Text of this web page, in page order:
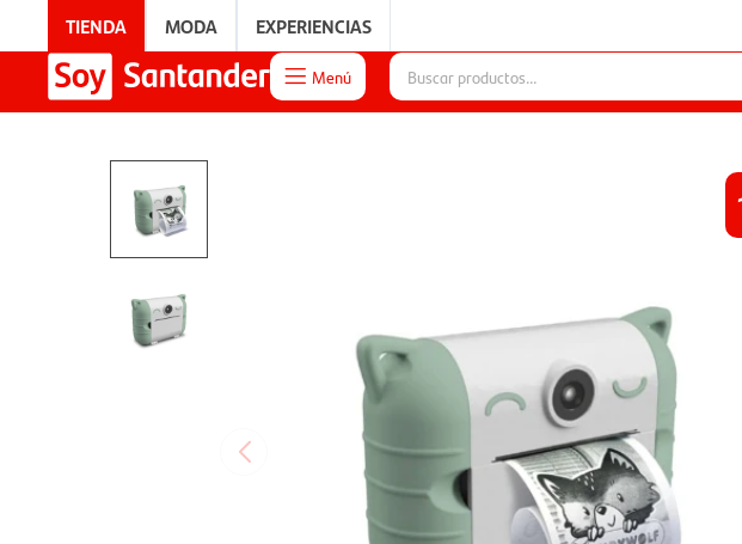
TIENDA MODA EXPERIENCIAS
 Menú